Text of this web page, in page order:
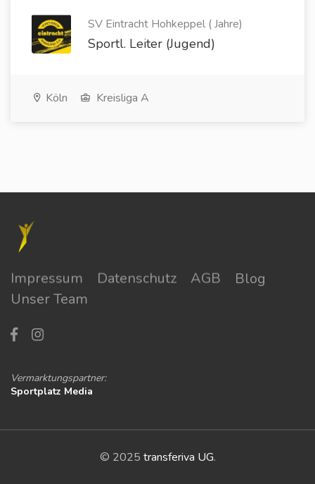
SV Eintracht Hohkeppel ( Jahre)
Sportl. Leiter (Jugend)
Köln Kreisliga A
Impressum Datenschutz AGB
Blog
Unser Team
Vermarktungspartner:
Sportplatz Media
© 2025 transferiva UG.